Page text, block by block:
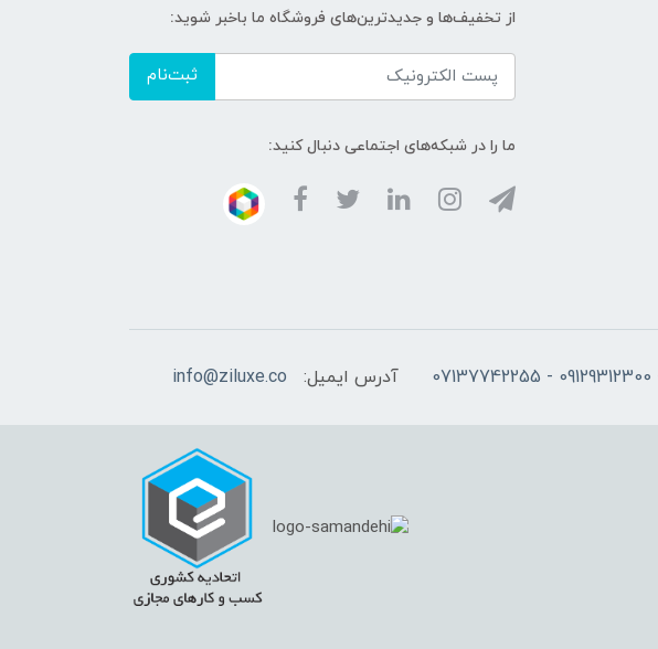
از تخفیف‌ها و جدیدترین‌های فروشگاه ما باخبر شوید:
ثبت‌نام
ما را در شبکه‌های اجتماعی دنبال کنید:
آدرس ایمیل: info@ziluxe.co